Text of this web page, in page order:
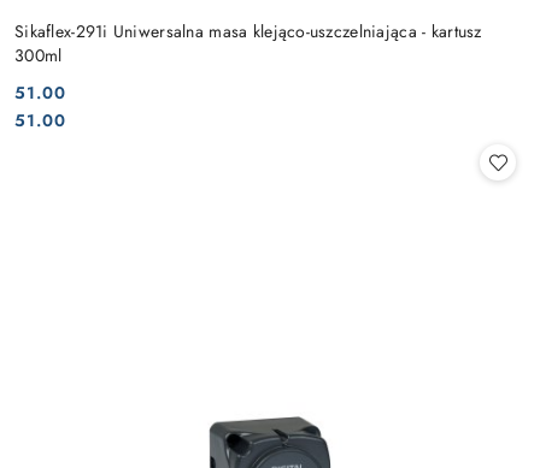
Sikaflex-291i Uniwersalna masa klejąco-uszczelniająca - kartusz
300ml
Cena:
51.00
Cena:
51.00